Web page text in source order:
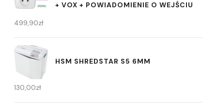
+ VOX + POWIADOMIENIE O WEJŚCIU
499,90zł
HSM SHREDSTAR S5 6MM
130,00zł